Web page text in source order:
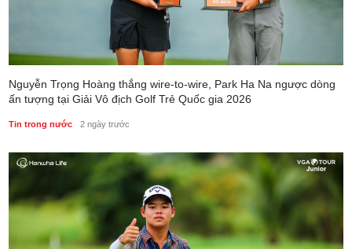
Nguyễn Trọng Hoàng thắng wire-to-wire, Park Ha Na ngược dòng
ấn tượng tại Giải Vô địch Golf Trẻ Quốc gia 2026
Tin trong nước 2 ngày trước